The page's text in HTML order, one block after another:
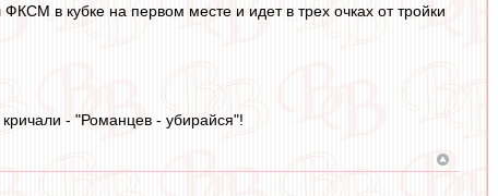
в кубке на первом месте и идет в трех очках от тройки
- "Романцев - убирайся"!